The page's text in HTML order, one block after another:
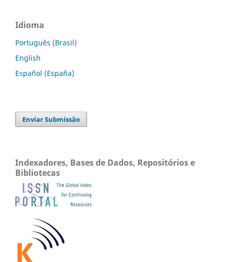
Idioma
Português (Brasil)
English
Español (España)
Enviar Submissão
Indexadores, Bases de Dados, Repositórios e
Bibliotecas